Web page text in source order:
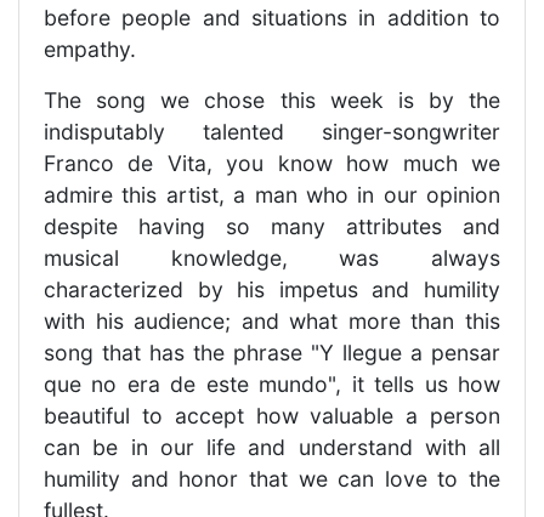
before people and situations in addition to
empathy.
The song we chose this week is by the
indisputably talented singer-songwriter
Franco de Vita, you know how much we
admire this artist, a man who in our opinion
despite having so many attributes and
musical knowledge, was always
characterized by his impetus and humility
with his audience; and what more than this
song that has the phrase "Y llegue a pensar
que no era de este mundo", it tells us how
beautiful to accept how valuable a person
can be in our life and understand with all
humility and honor that we can love to the
fullest.